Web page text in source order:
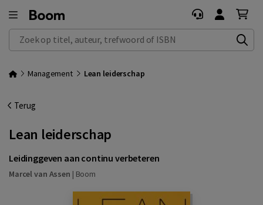
Zoek op titel, auteur, trefwoord of ISBN
Management Lean leiderschap
Terug
Lean leiderschap
Leidinggeven aan continu verbeteren
Marcel van Assen | Boom